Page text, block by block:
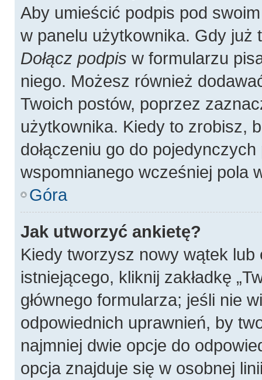
Aby umieścić podpis pod
w panelu użytkownika. Gdy
Dołącz podpis w formularzu
niego. Możesz również
Twoich postów, poprzez
użytkownika. Kiedy to zrobisz,
dołączeniu go do
wspomnianego wcześniej pola
Góra
Jak utworzyć ankietę?
Kiedy tworzysz nowy wątek
istniejącego, kliknij zakładkę
głównego formularza; jeśli nie
odpowiednich uprawnień, by
najmniej dwie opcje do
opcja znajduje się w osobnej